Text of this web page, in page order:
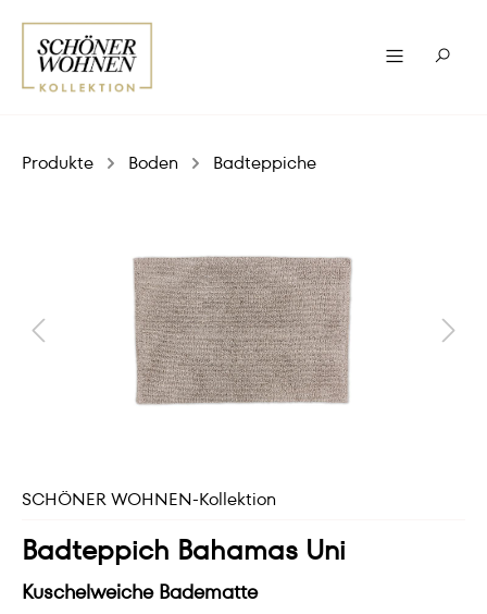
Produkte Boden Badteppiche
SCHÖNER WOHNEN-Kollektion
Badteppich Bahamas Uni
Kuschelweiche Badematte